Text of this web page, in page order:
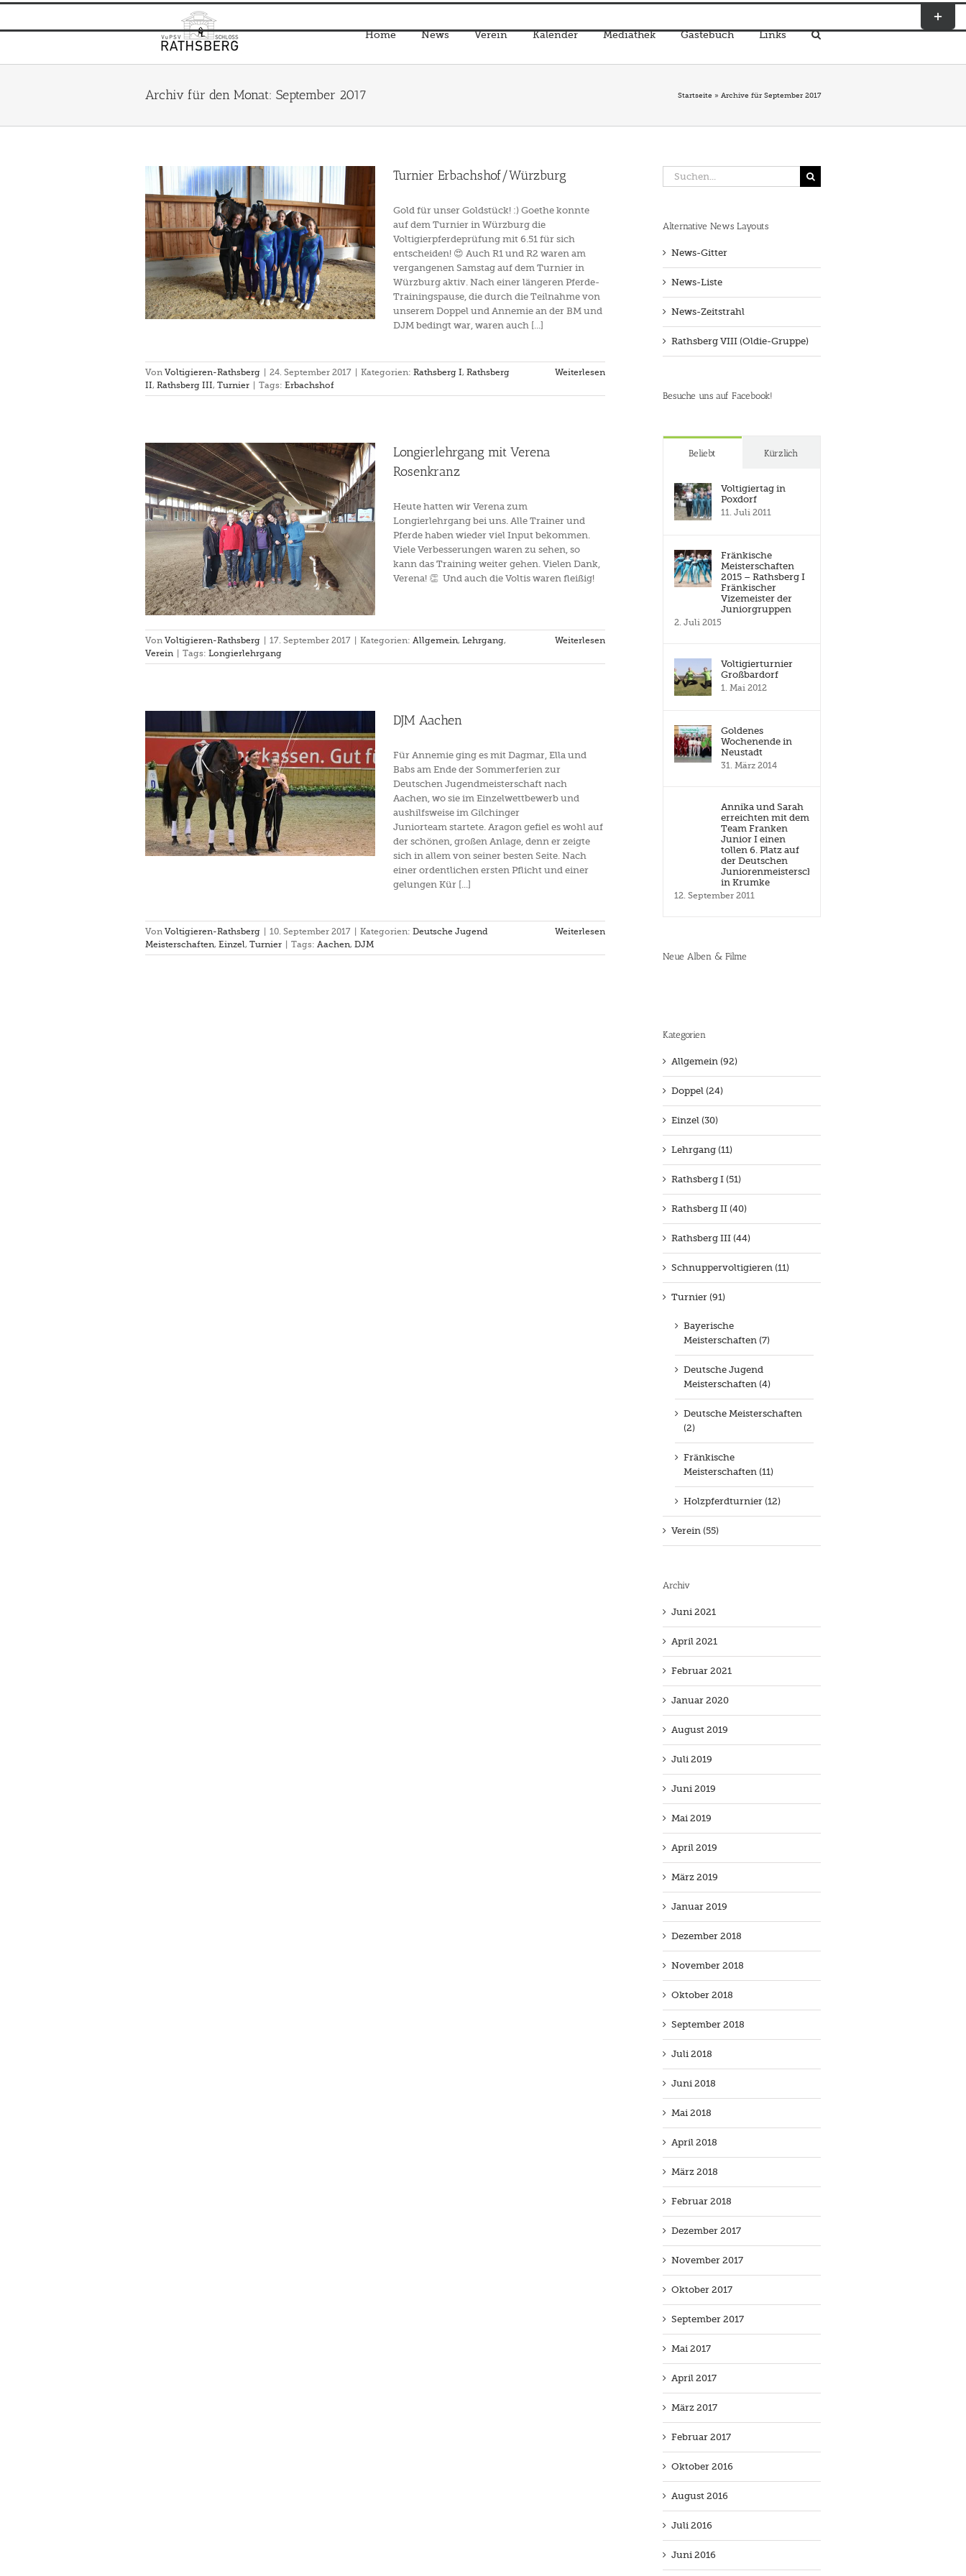
Zum
springen
Home News Verein Kalender Mediathek Gästebuch Links
Archiv für den Monat: September 2017 Startseite » Archive für September 2017
Turnier Erbachshof/Würzburg
Gold für unser Goldstück! :) Goethe konnte
auf dem Turnier in Würzburg die
Voltigierpferdeprüfung mit 6.51 für sich
entscheiden! 😍 Auch R1 und R2 waren am
vergangenen Samstag auf dem Turnier in
Würzburg aktiv. Nach einer längeren Pferde-
Trainingspause, die durch die Teilnahme von
unserem Doppel und Annemie an der BM und
DJM bedingt war, waren auch [...]
Von Voltigieren-Rathsberg 24. September 2017 Kategorien: Rathsberg I, Rathsberg
II, Rathsberg III, Turnier Tags: Erbachshof
Weiterlesen
Longierlehrgang mit Verena
Rosenkranz
Heute hatten wir Verena zum
Longierlehrgang bei uns. Alle Trainer und
Pferde haben wieder viel Input bekommen.
Viele Verbesserungen waren zu sehen, so
kann das Training weiter gehen. Vielen Dank,
Verena! 👏 Und auch die Voltis waren fleißig!
Von Voltigieren-Rathsberg 17. September 2017 Kategorien: Allgemein, Lehrgang,
Verein
Tags: Longierlehrgang
Weiterlesen
DJM Aachen
Für Annemie ging es mit Dagmar, Ella und
Babs am Ende der Sommerferien zur
Deutschen Jugendmeisterschaft nach
Aachen, wo sie im Einzelwettbewerb und
aushilfsweise im Gilchinger
Juniorteam startete. Aragon gefiel es wohl auf
der schönen, großen Anlage, denn er zeigte
sich in allem von seiner besten Seite. Nach
einer ordentlichen ersten Pflicht und einer
gelungen Kür [...]
Von Voltigieren-Rathsberg 10. September 2017 Kategorien: Deutsche Jugend
Meisterschaften, Einzel, Turnier Tags: Aachen, DJM
Weiterlesen
Suche
nach:
Alternative News Layouts
News-Gitter
News-Liste
News-Zeitstrahl
Rathsberg VIII (Oldie-Gruppe)
Besuche uns auf Facebook!
Beliebt Kürzlich
Voltigiertag in
Poxdorf
11. Juli 2011
Fränkische
Meisterschaften
2015 – Rathsberg I
Fränkischer
Vizemeister der
Juniorgruppen
2. Juli 2015
Voltigierturnier
Großbardorf
1. Mai 2012
Goldenes
Wochenende in
Neustadt
31. März 2014
Annika und Sarah
erreichten mit dem
Team Franken
Junior I einen
tollen 6. Platz auf
der Deutschen
Juniorenmeisterschaft
in Krumke
12. September 2011
Neue Alben & Filme
Kategorien
Allgemein (92)
Doppel (24)
Einzel (30)
Lehrgang (11)
Rathsberg I (51)
Rathsberg II (40)
Rathsberg III (44)
Schnuppervoltigieren (11)
Turnier (91)
Bayerische
Meisterschaften (7)
Deutsche Jugend
Meisterschaften (4)
Deutsche Meisterschaften
(2)
Fränkische
Meisterschaften (11)
Holzpferdturnier (12)
Verein (55)
Archiv
Juni 2021
April 2021
Februar 2021
Januar 2020
August 2019
Juli 2019
Juni 2019
Mai 2019
April 2019
März 2019
Januar 2019
Dezember 2018
November 2018
Oktober 2018
September 2018
Juli 2018
Juni 2018
Mai 2018
April 2018
März 2018
Februar 2018
Dezember 2017
November 2017
Oktober 2017
September 2017
Mai 2017
April 2017
März 2017
Februar 2017
Oktober 2016
August 2016
Juli 2016
Juni 2016
Toggle
Sliding